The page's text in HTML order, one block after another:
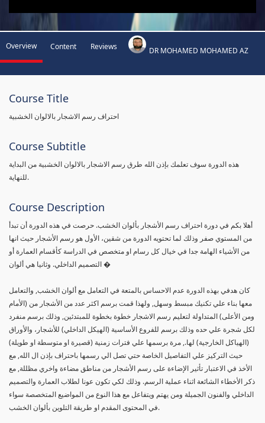
Overview Content Reviews DR MOHAMED MOHAMED AZ
Course Title
احتراف رسم الاشجار بالالوان الخشبية
Course Subtitle
هذه الدورة سوف تعلمك بإذن الله طرق رسم الاشجار بالالوان الخشبية من البداية
للنهاية.
Course Description
أهلا بكم في دورة احتراف رسم الأشجار بألوان الخشب. حرصت في هذه الدورة أن تبدأ
من المستوي صفر وذلك لما تحتويه الدورة من شقين، الأول هو رسم الأشجار حيث انها
من الأشياء الهامة جدا في خيال كل رسام او متخصص في الدراسة كأقسام العمارة أو
التصميم الداخلي. وثانيا هي ألوان �
كان هدفي بهذه الدورة عدم الاحساس بالمتعة في التعامل مع ألوان الخشب, والتعامل
معها بناء علي تكنيك مبسط وسهل, ولهذا قمت برسم اكثر عدد من الأشجار من (الأمام
ومن الأعلى) المتداولة لتعليم رسم الاشجار خطوة بخطوة للمبتدئين, وذلك برسم منفرد
لكل شجرة علي حده وذلك برسم للفروع الأساسية (الهيكل الداخلي) للأشجار، والأوراق
(الهياكل الخارجية) لها., مرة برسمها علي فترات زمنية (قصيرة او متوسطة او طويلة)
حيث التركيز علي التفاصيل الخاصة حتي تصل الي رسمها باحتراف بإذن ال الله, مع
الأخذ في الاعتبار تأثير الإضاءة على رسم الأشجار من مناطق مضاءة واخري مظللة, مع
ذكر الأخطاء الشائعة اثناء عملية الرسم. وذلك لكي تكون عونا لطلاب العمارة والتصميم
الداخلي والفنون الجميلة ومن يهتم ويتفاعل مع هذا النوع من المواضيع المتخصصة سواء
في المحتوى المقدم او طريقة التلوين بألوان الخشب.